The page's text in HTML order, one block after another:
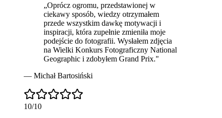
„Oprócz ogromu, przedstawionej w
ciekawy sposób, wiedzy otrzymałem
przede wszystkim dawkę motywacji i
inspiracji, która zupełnie zmieniła moje
podejście do fotografii. Wysłałem zdjęcia
na Wielki Konkurs Fotograficzny National
Geographic i zdobyłem Grand Prix."
— Michał Bartosiński
10/10